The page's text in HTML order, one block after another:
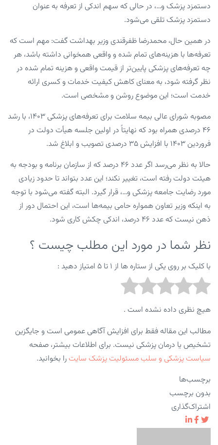
دستمزد پزشک و…، در حالی که سهم اندکی از تعرفه به عنوان
دستمزد پزشک تلقی می‌شود.
در همین حال، محمدرضا ظفرقندی وزیر بهداشت گفت: مهم است که
تعرفه‌ها با هزینه‌های تمام شده و واقعی همخوانی داشته باشد، هر
چه تعرفه‌های پزشکی پایین‌تر از قیمت واقعی و هزینه تمام شده در
نظر گرفته شود، به معنای کاهش کیفیت خدمات و کسری ارائه
خدمت است؛ این موضوع روشن و مشخصی است.
مصوبه شورای عالی بیمه سلامت برای تعرفه‌های پزشکی ۱۴۰۳، با رشد
۴۶ درصدی همراه بود که نهایتاً در اولین جلسه هیأت دولت در
فروردین ۱۴۰۳ با افزایش ۳۵ درصدی تصویب و ابلاغ شد.
حالا به نظر می‌رسد اگر عدد ۴۶ درصد که از سازمان برنامه و بودجه به
هیئت دولت رفته است، تغییر نکند؛ این عدد بتواند تا حدود زیادی
مورد رضایت جامعه پزشکی و…، قرار گیرد. البته گفته می‌شود با توجه
به اینکه وزیر تعاون همواره حامی بیمه‌ها است، این احتمال دور از
ذهن نیست که عدد ۴۶ درصد، اندکی چکش کاری شود.
نظر شما در مورد این مطلب چیست ؟
با کلیک بر روی یکی از ستاره ها از ۱ تا ۵ امتیاز دهید :
هیچ نظری داده نشده است .
مطالب این مقاله فقط برای افزایش آگاهی عمومی است و جایگزین
تشخیص یا درمان پزشکی نیست. برای اطلاعات بیشتر، صفحه
سیاست پزشکی و سلب مسئولیت پزشک سایت را بخوانید.
برچسب‌ها
بدون برچسب
اشتراک‌گذاری